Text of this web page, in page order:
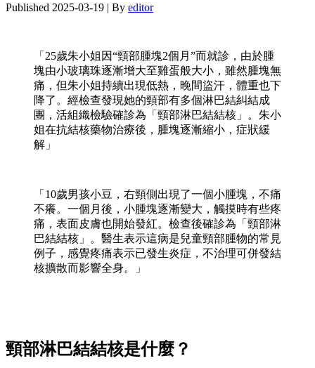
Published 2025-03-19 | By editor
「25歲朱小姐因“頸部腫塊2個月”而就診，由於腫
塊由小玻璃珠逐漸增大至雞蛋般大小，雖然腫塊無
痛，但朱小姐持續出現低熱，晚間盜汗，體重也下
降了。經檢查發現她的頸部有多個淋巴結糾結成
團，活組織檢驗確診為「頸部淋巴結結核」。朱小
姐在抗結核藥物治療後，腫塊逐漸縮小，症狀緩
解」
「10歲男孩小豆，右頸側出現了一個小腫塊，不痛
不癢。一個月後，小腫塊逐漸變大，觸摸時有些疼
痛，表面皮膚也開始發紅。檢查後確診為「頸部淋
巴結結核」。醫生表示這病是兒童頸部腫物的常見
例子，感覺疼痛表示已發生炎症，不治理可併發結
核擴散而影響全身。」
頸部淋巴結結核是什麼？